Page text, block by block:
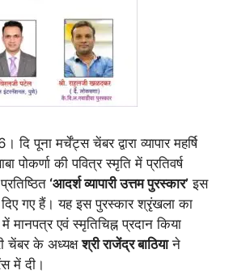
पूना मर्चेंट्स चेंबर द्वारा व्यापार महर्षि
पोकर्णा की पवित्र स्मृति में प्रतिवर्ष
‘आदर्श व्यापारी उत्तम पुरस्कार’ इस
दिए गए हैं। यह इस पुरस्कार श्रृंखला का
मानपत्र एवं स्मृतिचिह्न प्रदान किया
चेंबर के अध्यक्षश्री राजेंद्र बाठियाने
में दी।